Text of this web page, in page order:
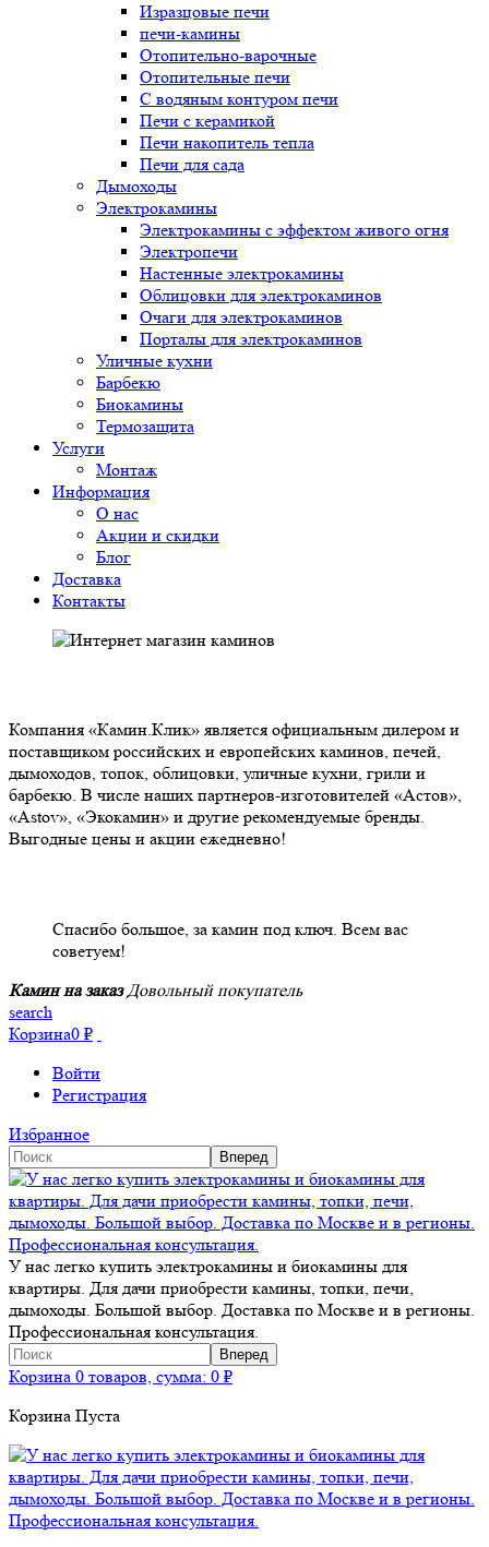
Изразцовые печи
печи-камины
Отопительно-варочные
Отопительные печи
С водяным контуром печи
Печи с керамикой
Печи накопитель тепла
Печи для сада
Дымоходы
Электрокамины
Электрокамины с эффектом живого огня
Электропечи
Настенные электрокамины
Облицовки для электрокаминов
Очаги для электрокаминов
Порталы для электрокаминов
Уличные кухни
Барбекю
Биокамины
Термозащита
Услуги
Монтаж
Информация
О нас
Акции и скидки
Блог
Доставка
Контакты
Компания «Камин.Клик» является официальным дилером и
поставщиком российских и европейских каминов, печей,
дымоходов, топок, облицовки, уличные кухни, грили и
барбекю. В числе наших партнеров-изготовителей «Астов»,
«Astov», «Экокамин» и другие рекомендуемые бренды.
Выгодные цены и акции ежедневно!
Спасибо большое, за камин под ключ. Всем вас
советуем!
Камин на заказ Довольный покупатель
search
Корзина0 ₽
Войти
Регистрация
Избранное
У нас легко купить электрокамины и биокамины для
квартиры. Для дачи приобрести камины, топки, печи,
дымоходы. Большой выбор. Доставка по Москве и в регионы.
Профессиональная консультация.
Корзина 0 товаров, сумма: 0 ₽
Корзина Пуста